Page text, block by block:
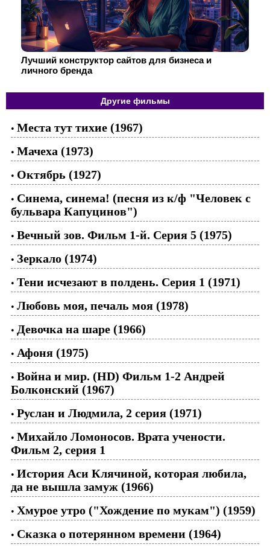
Лучший конструктор сайтов для бизнеса и
личного бренда
Другие фильмы
• Места тут тихие (1967)
• Мачеха (1973)
• Октябрь (1927)
• Синема, синема! (песня из к/ф "Человек с
бульвара Капуцинов")
• Вечный зов. Фильм 1-й. Серия 5 (1975)
• Зеркало (1974)
• Тени исчезают в полдень. Серия 1 (1971)
• Любовь моя, печаль моя (1978)
• Девочка на шаре (1966)
• Афоня (1975)
• Война и мир. (HD) Фильм 1-2 Андрей
Болконский (1967)
• Руслан и Людмила, 2 серия (1971)
• Михайло Ломоносов. Врата учености.
Фильм 2, серия 1
• История Аси Клячиной, которая любила,
да не вышла замуж (1966)
• Хмурое утро ("Хождение по мукам") (1959)
• Сказка о потерянном времени (1964)